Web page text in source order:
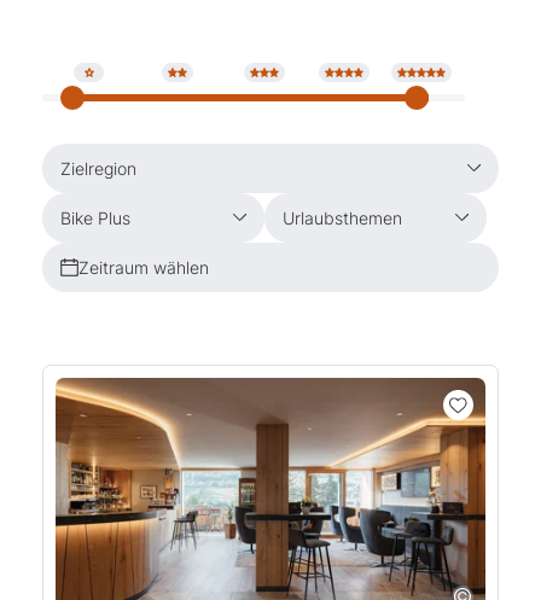
Zielregion
Bike Plus Urlaubsthemen
Zeitraum wählen